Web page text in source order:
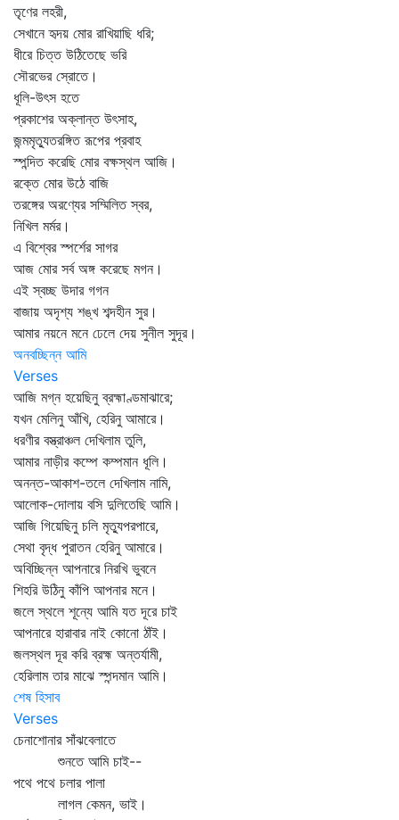
তৃণের লহরী,
সেখানে হৃদয় মোর রাখিয়াছি ধরি;
ধীরে চিত্ত উঠিতেছে ভরি
সৌরভের স্রোতে।
ধূলি-উৎস হতে
প্রকাশের অক্লান্ত উৎসাহ,
জন্মমৃত্যুতরঙ্গিত রূপের প্রবাহ
স্পন্দিত করেছি মোর বক্ষস্থল আজি।
রক্তে মোর উঠে বাজি
তরঙ্গের অরণ্যের সম্মিলিত স্বর,
নিখিল মর্মর।
এ বিশ্বের স্পর্শের সাগর
আজ মোর সর্ব অঙ্গ করেছে মগন।
এই স্বচ্ছ উদার গগন
বাজায় অদৃশ্য শঙ্খ শব্দহীন সুর।
আমার নয়নে মনে ঢেলে দেয় সুনীল সুদূর।
অনবচ্ছিন্ন আমি
Verses
আজি মগ্ন হয়েছিনু ব্রহ্মাণ্ডমাঝারে;
যখন মেলিনু আঁখি, হেরিনু আমারে।
ধরণীর বস্ত্রাঞ্চল দেখিলাম তুলি,
আমার নাড়ীর কম্পে কম্পমান ধূলি।
অনন্ত-আকাশ-তলে দেখিলাম নামি,
আলোক-দোলায় বসি দুলিতেছি আমি।
আজি গিয়েছিনু চলি মৃত্যুপরপারে,
সেথা বৃদ্ধ পুরাতন হেরিনু আমারে।
অবিচ্ছিন্ন আপনারে নিরখি ভুবনে
শিহরি উঠিনু কাঁপি আপনার মনে।
জলে স্থলে শূন্যে আমি যত দূরে চাই
আপনারে হারাবার নাই কোনো ঠাঁই।
জলস্থল দূর করি ব্রহ্ম অন্তর্যামী,
হেরিলাম তার মাঝে স্পন্দমান আমি।
শেষ হিসাব
Verses
চেনাশোনার সাঁঝবেলাতে
শুনতে আমি চাই--
পথে পথে চলার পালা
লাগল কেমন, ভাই।